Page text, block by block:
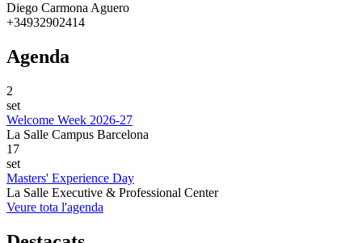
Diego Carmona Aguero
+34932902414
Agenda
2
set
Welcome Week 2026-27
La Salle Campus Barcelona
17
set
Masters' Experience Day
La Salle Executive & Professional Center
Veure tota l'agenda